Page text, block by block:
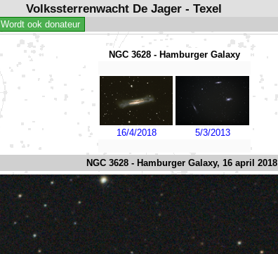
Volkssterrenwacht De Jager - Texel
Wordt ook donateur
NGC 3628 - Hamburger Galaxy
16/4/2018 5/3/2013
NGC 3628 - Hamburger Galaxy, 16 april 2018